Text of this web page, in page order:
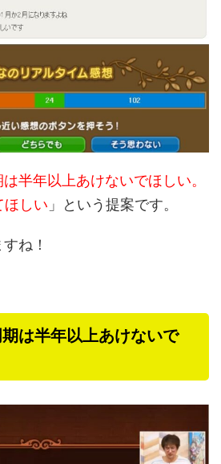
半年以上あけないでほしい。
ほしい 」という提案です。
ね！
は半年以上あけないで